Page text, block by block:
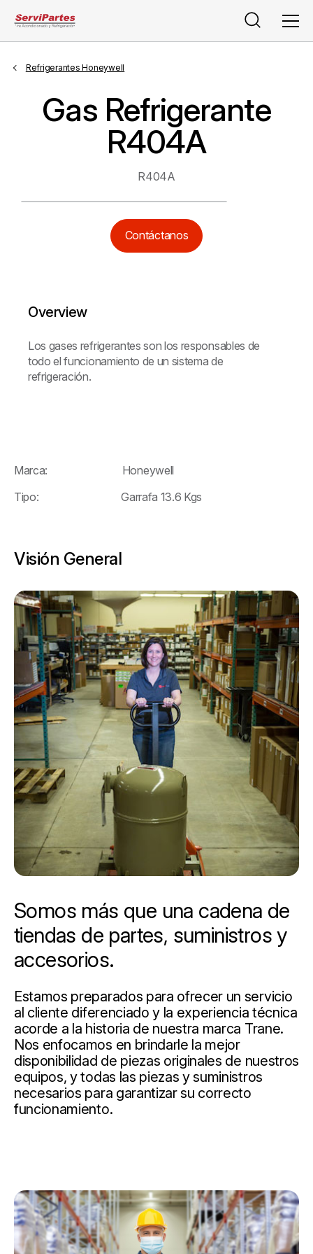
Buscar
Refrigerantes Honeywell
Gas Refrigerante
R404A
R404A
Contáctanos
Overview
Los gases refrigerantes son los responsables de
todo el funcionamiento de un sistema de
refrigeración.
Marca: Honeywell
Tipo: Garrafa 13.6 Kgs
Visión General
Somos más que una cadena de
tiendas de partes, suministros y
accesorios.
Estamos preparados para ofrecer un servicio
al cliente diferenciado y la experiencia técnica
acorde a la historia de nuestra marca Trane.
Nos enfocamos en brindarle la mejor
disponibilidad de piezas originales de nuestros
equipos, y todas las piezas y suministros
necesarios para garantizar su correcto
funcionamiento.